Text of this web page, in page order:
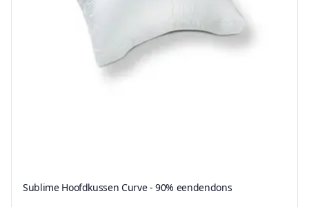
Sublime Hoofdkussen Curve - 90% eendendons